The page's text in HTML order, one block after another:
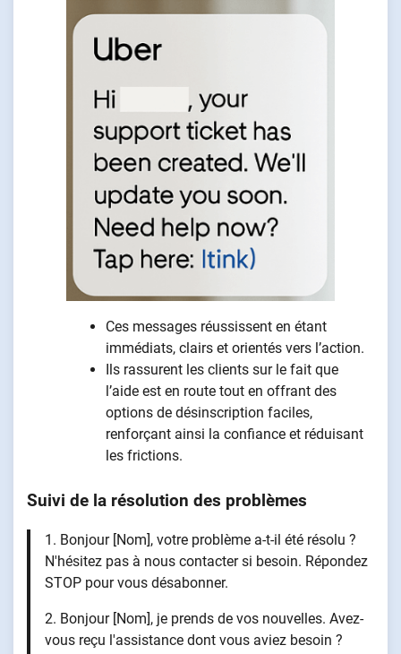
Ces messages réussissent en étant
immédiats, clairs et orientés vers l’action.
Ils rassurent les clients sur le fait que
l’aide est en route tout en offrant des
options de désinscription faciles,
renforçant ainsi la confiance et réduisant
les frictions.
Suivi de la résolution des problèmes
1. Bonjour [Nom], votre problème a-t-il été résolu ?
N'hésitez pas à nous contacter si besoin. Répondez
STOP pour vous désabonner.
2. Bonjour [Nom], je prends de vos nouvelles. Avez-
vous reçu l'assistance dont vous aviez besoin ?